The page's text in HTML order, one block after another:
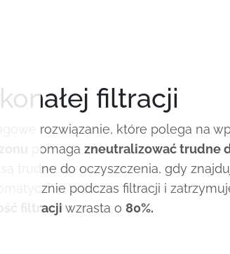
filtracji
rozwiązanie, które polega na
pomaga zneutralizować trudne
trudne do oczyszczenia, gdy
podczas filtracji i
filtracji wzrasta o 80%.